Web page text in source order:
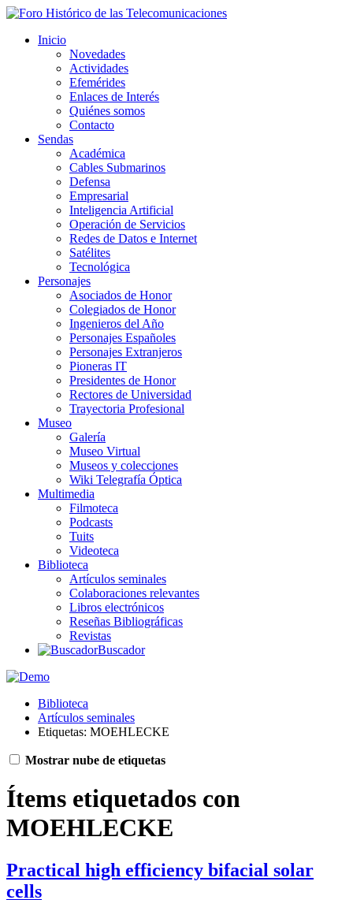
Inicio
Novedades
Actividades
Efemérides
Enlaces de Interés
Quiénes somos
Contacto
Sendas
Académica
Cables Submarinos
Defensa
Empresarial
Inteligencia Artificial
Operación de Servicios
Redes de Datos e Internet
Satélites
Tecnológica
Personajes
Asociados de Honor
Colegiados de Honor
Ingenieros del Año
Personajes Españoles
Personajes Extranjeros
Pioneras IT
Presidentes de Honor
Rectores de Universidad
Trayectoria Profesional
Museo
Galería
Museo Virtual
Museos y colecciones
Wiki Telegrafía Óptica
Multimedia
Filmoteca
Podcasts
Tuits
Videoteca
Biblioteca
Artículos seminales
Colaboraciones relevantes
Libros electrónicos
Reseñas Bibliográficas
Revistas
Buscador
Biblioteca
Artículos seminales
Etiquetas: MOEHLECKE
Mostrar nube de etiquetas
Ítems etiquetados con
MOEHLECKE
Practical high efficiency bifacial solar
cells